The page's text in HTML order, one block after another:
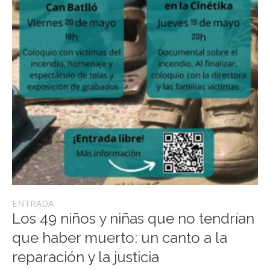
ENTRADA
Los 49 niños y niñas que no tendrían
que haber muerto: un canto a la
reparación y la justicia